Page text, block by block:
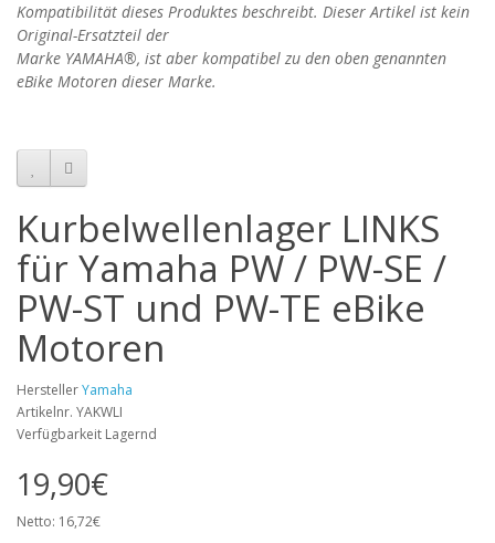
Kompatibilität dieses Produktes beschreibt. Dieser Artikel ist kein
Original-Ersatzteil der
Marke YAMAHA®, ist aber kompatibel zu den oben genannten
eBike Motoren dieser Marke.
Kurbelwellenlager LINKS
für Yamaha PW / PW-SE /
PW-ST und PW-TE eBike
Motoren
HerstellerYamaha
Artikelnr. YAKWLI
Verfügbarkeit Lagernd
19,90€
Netto: 16,72€